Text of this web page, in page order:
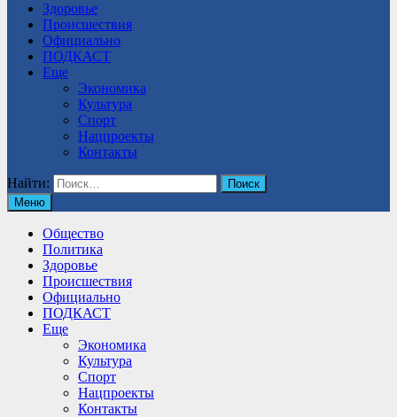
Здоровье
Происшествия
Официально
ПОДКАСТ
Еще
Экономика
Культура
Спорт
Нацпроекты
Контакты
Найти:
Меню
Общество
Политика
Здоровье
Происшествия
Официально
ПОДКАСТ
Еще
Экономика
Культура
Спорт
Нацпроекты
Контакты